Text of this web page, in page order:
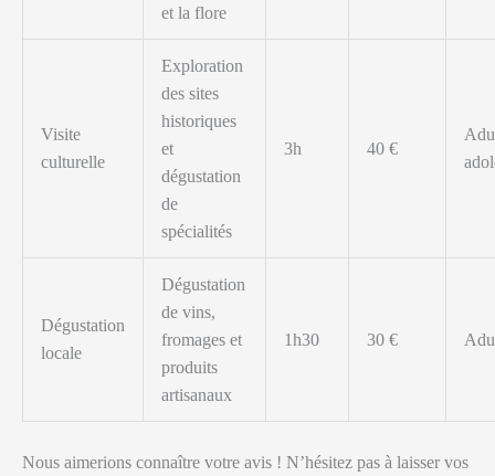
et la flore
Visite
culturelle
Exploration
des sites
historiques
et
dégustation
de
spécialités
3h 40 €
Dégustation
locale
Dégustation
de vins,
fromages et
produits
artisanaux
1h30 30 €
Nous aimerions connaître votre avis ! N’hésitez pas à laisser vos